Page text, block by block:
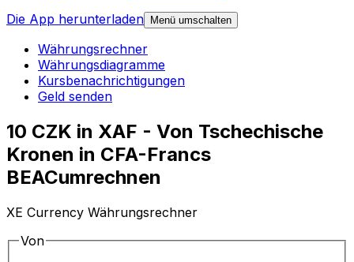
Die App herunterladen
Menü umschalten
Währungsrechner
Währungsdiagramme
Kursbenachrichtigungen
Geld senden
10 CZK in XAF - Von Tschechische
Kronen in CFA-Francs
BEACumrechnen
XE Currency Währungsrechner
Von